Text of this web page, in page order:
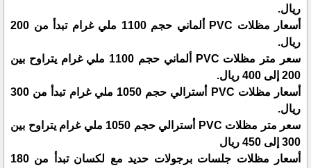
ريال.
أسعار مظلات PVC ألماني حجم 1100 ملي غرام تبدأ من 200
ريال.
سعر متر مظلات PVC ألماني حجم 1100 ملي غرام يتراوح بين
200 إلى 400 ريال.
أسعار مظلات PVC أسترالي حجم 1050 ملي غرام تبدأ من 300
ريال.
سعر متر مظلات PVC أسترالي حجم 1050 ملي غرام يتراوح بين
300 إلى 450 ريال
أسعار مظلات جلسات برجولات حديد مع لكسان تبدأ من 180